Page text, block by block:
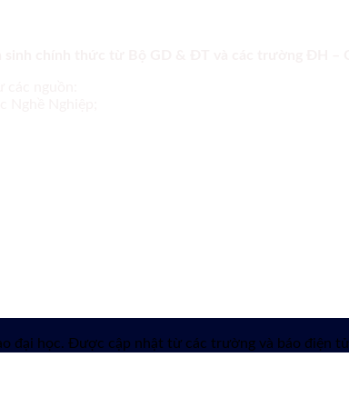
đại học. Được cập nhật từ các trường và báo điện